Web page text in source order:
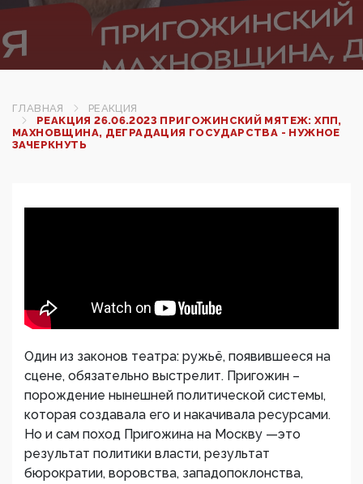
ГЛАВНАЯ
РЕАКЦИЯ
РЕАКЦИЯ 26.06.2023 ПРИГОЖИНСКИЙ МЯТЕЖ: ХПП,
МАХНОВЩИНА, ДЕГРАДАЦИЯ ГОСУДАРСТВА - НУЖНОЕ
ЗАЧЕРКНУТЬ
Один из законов театра: ружьё, появившееся на
сцене, обязательно выстрелит. Пригожин –
порождение нынешней политической системы,
которая создавала его и накачивала ресурсами.
Но и сам поход Пригожина на Москву —это
результат политики власти, результат
бюрократии, воровства, западопоклонства,